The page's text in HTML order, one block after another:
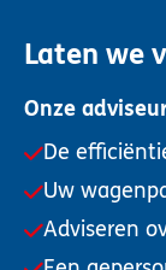
Laten we
Onze
De
Uw
Adviseren